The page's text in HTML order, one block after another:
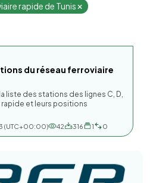
rapide de Tunis
du réseau ferroviaire
liste des stations des lignes C, D,
rapide et leurs positions
(UTC+00:00) 42 316 1 0